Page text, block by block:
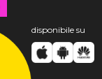
disponibile su